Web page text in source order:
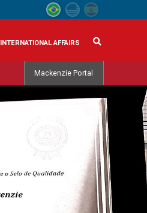
INTERNATIONAL AFFAIRS
Mackenzie Portal